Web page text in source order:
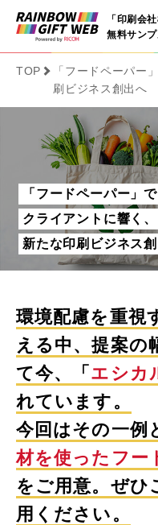
「印刷会
無料サン
TOP
「フードペーパー
刷ビジネス創出へ
「フードペーパー」で
クライアントに響く、
新たな印刷ビジネス
環境配慮を重視
える中、提案の
て今、「 エシカ
れています。
今回はその一例
材を使ったフー
をご用意。ぜひ
用ください。